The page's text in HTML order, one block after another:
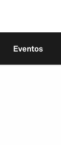
Eventos